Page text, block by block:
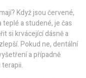
Když jsou červené,
a studené, je čas
si krvácející dásně a
Pokud ne, dentální
a případně